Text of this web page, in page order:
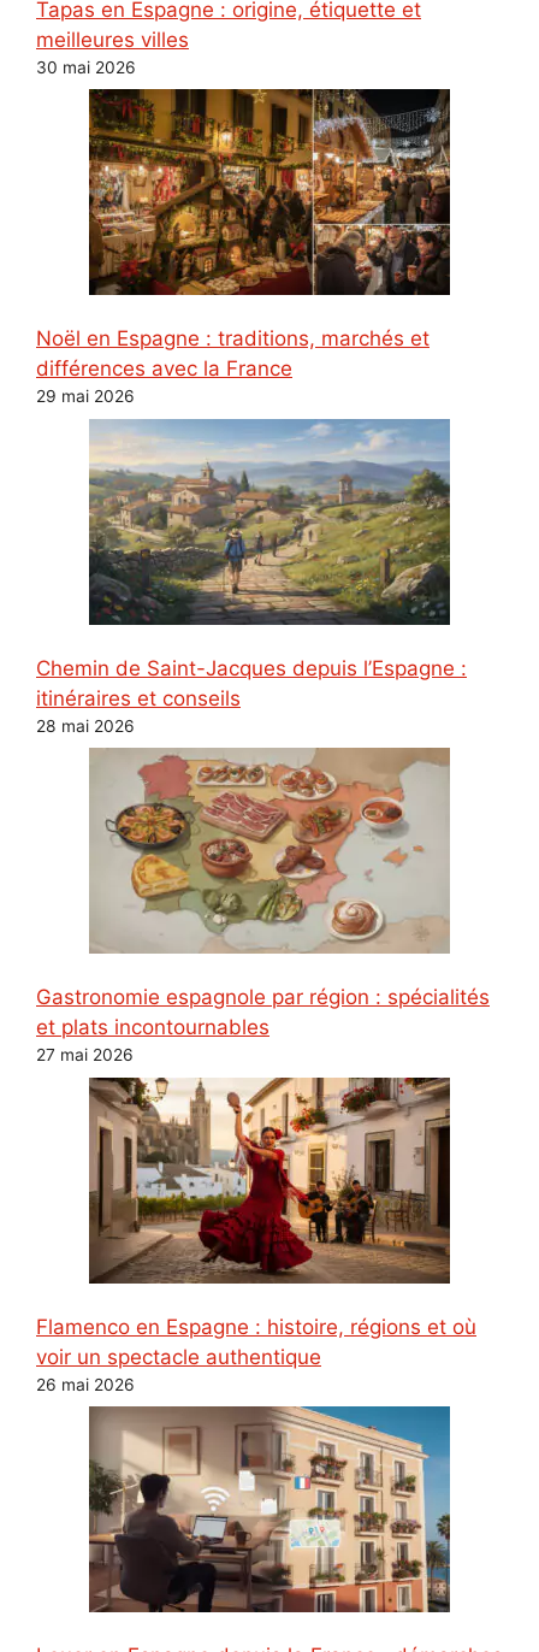
Tapas en Espagne : origine, étiquette et
meilleures villes
30 mai 2026
Noël en Espagne : traditions, marchés et
différences avec la France
29 mai 2026
Chemin de Saint-Jacques depuis l’Espagne :
itinéraires et conseils
28 mai 2026
Gastronomie espagnole par région : spécialités
et plats incontournables
27 mai 2026
Flamenco en Espagne : histoire, régions et où
voir un spectacle authentique
26 mai 2026